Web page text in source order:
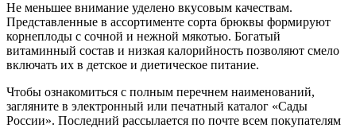
Не меньшее внимание уделено вкусовым качествам.
Представленные в ассортименте сорта брюквы формируют
корнеплоды с сочной и нежной мякотью. Богатый
витаминный состав и низкая калорийность позволяют смело
включать их в детское и диетическое питание.
Чтобы ознакомиться с полным перечнем наименований,
загляните в электронный или печатный каталог «Сады
России». Последний рассылается по почте всем покупателям